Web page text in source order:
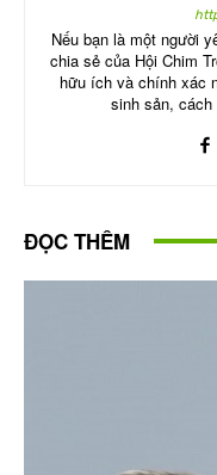
Nếu bạn là một người
chia sẻ của Hội Chim
hữu ích và chính xác
sinh sản, cách
ĐỌC THÊM